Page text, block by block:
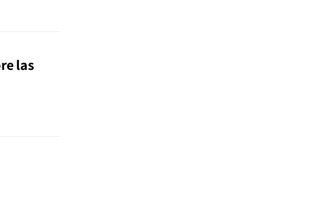
las